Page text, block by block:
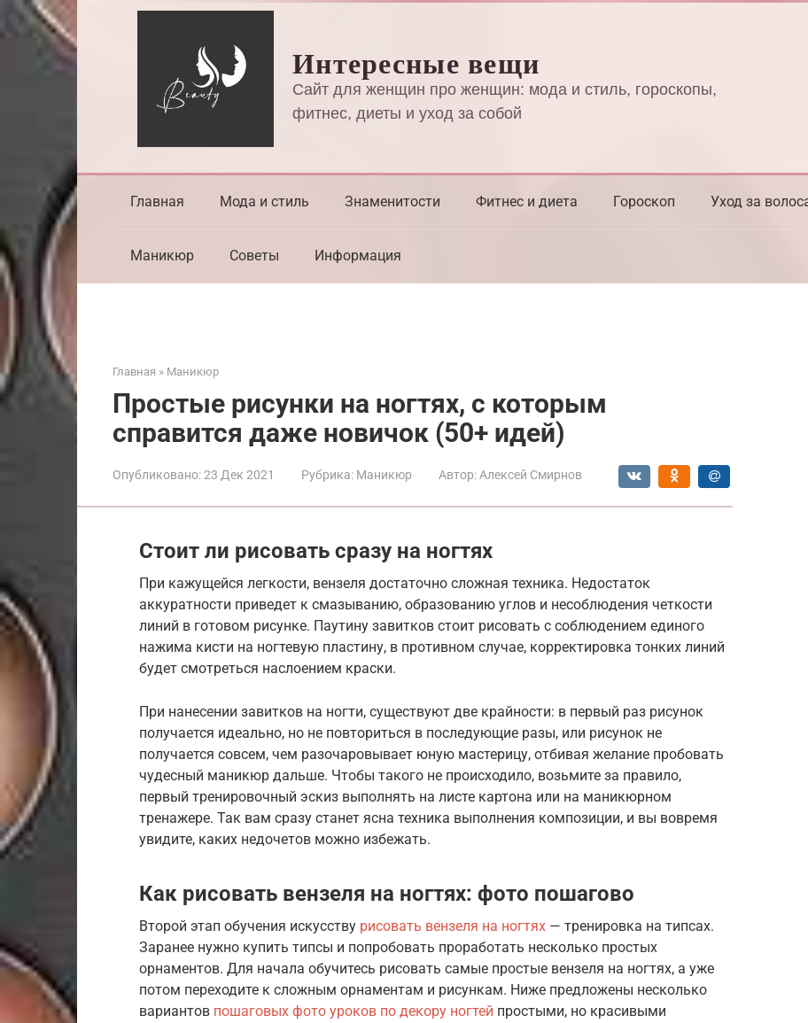
Перейти
к
контенту
Интересные вещи
Сайт для женщин про женщин: мода и стиль, гороскопы,
фитнес, диеты и уход за собой
Главная Мода и стиль Знаменитости Фитнес и диета Гороскоп Уход за
Маникюр Советы Информация
Главная » Маникюр
Простые рисунки на ногтях, с которым
справится даже новичок (50+ идей)
Опубликовано:23 Дек 2021 Рубрика: Маникюр Автор: Алексей Смирнов
Стоит ли рисовать сразу на ногтях
При кажущейся легкости, вензеля достаточно сложная техника. Недостаток
аккуратности приведет к смазыванию, образованию углов и несоблюдения четкости
линий в готовом рисунке. Паутину завитков стоит рисовать с соблюдением единого
нажима кисти на ногтевую пластину, в противном случае, корректировка тонких линий
будет смотреться наслоением краски.
При нанесении завитков на ногти, существуют две крайности: в первый раз рисунок
получается идеально, но не повториться в последующие разы, или рисунок не
получается совсем, чем разочаровывает юную мастерицу, отбивая желание пробовать
чудесный маникюр дальше. Чтобы такого не происходило, возьмите за правило,
первый тренировочный эскиз выполнять на листе картона или на маникюрном
тренажере. Так вам сразу станет ясна техника выполнения композиции, и вы вовремя
увидите, каких недочетов можно избежать.
Как рисовать вензеля на ногтях: фото пошагово
Второй этап обучения искусству рисовать вензеля на ногтях — тренировка на типсах.
Заранее нужно купить типсы и попробовать проработать несколько простых
орнаментов. Для начала обучитесь рисовать самые простые вензеля на ногтях, а уже
потом переходите к сложным орнаментам и рисункам. Ниже предложены несколько
вариантов пошаговых фото уроков по декору ногтей простыми, но красивыми